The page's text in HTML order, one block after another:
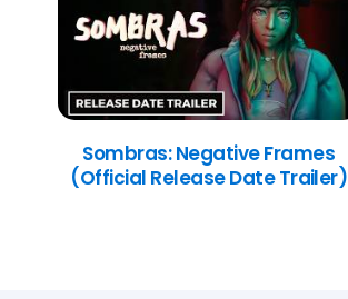
Sombras: Negative Frames
(Official Release Date Trailer)